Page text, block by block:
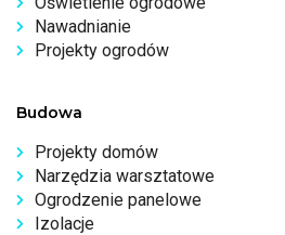
Nawadnianie
Projekty ogrodów
Budowa
Projekty domów
Narzędzia warsztatowe
Ogrodzenie panelowe
Izolacje